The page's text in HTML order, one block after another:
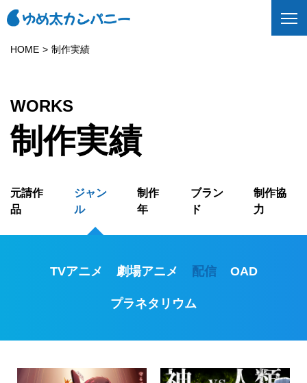
HOME 制作実績
WORKS
制作実績
元請作
品
ジャン
ル
制作
年
ブラン
ド
制作協
力
TVアニメ 劇場アニメ 配信 OAD
プラネタリウム